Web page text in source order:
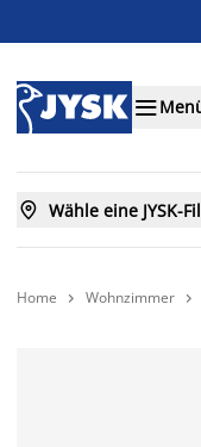

 Wähle eine JYSK-
Home  Wohnzimmer 